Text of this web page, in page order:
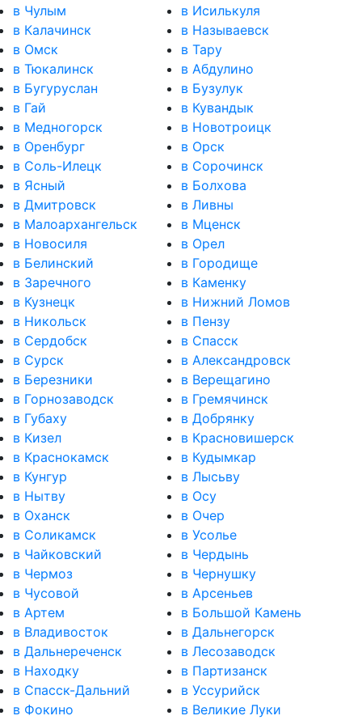
в Чулым
в Исилькуля
в Калачинск
в Называевск
в Омск
в Тару
в Тюкалинск
в Абдулино
в Бугуруслан
в Бузулук
в Гай
в Кувандык
в Медногорск
в Новотроицк
в Оренбург
в Орск
в Соль-Илецк
в Сорочинск
в Ясный
в Болхова
в Дмитровск
в Ливны
в Малоархангельск
в Мценск
в Новосиля
в Орел
в Белинский
в Городище
в Заречного
в Каменку
в Кузнецк
в Нижний Ломов
в Никольск
в Пензу
в Сердобск
в Спасск
в Сурск
в Александровск
в Березники
в Верещагино
в Горнозаводск
в Гремячинск
в Губаху
в Добрянку
в Кизел
в Красновишерск
в Краснокамск
в Кудымкар
в Кунгур
в Лысьву
в Нытву
в Осу
в Оханск
в Очер
в Соликамск
в Усолье
в Чайковский
в Чердынь
в Чермоз
в Чернушку
в Чусовой
в Арсеньев
в Артем
в Большой Камень
в Владивосток
в Дальнегорск
в Дальнереченск
в Лесозаводск
в Находку
в Партизанск
в Спасск-Дальний
в Уссурийск
в Фокино
в Великие Луки